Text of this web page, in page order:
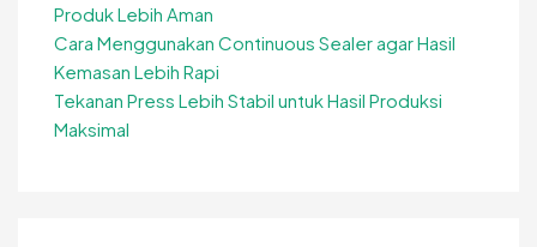
Produk Lebih Aman
Cara Menggunakan Continuous Sealer agar Hasil
Kemasan Lebih Rapi
Tekanan Press Lebih Stabil untuk Hasil Produksi
Maksimal